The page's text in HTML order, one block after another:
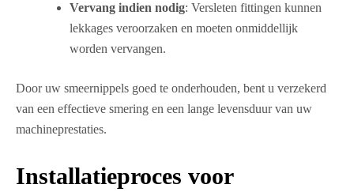
Vervang indien nodig: Versleten fittingen kunnen
lekkages veroorzaken en moeten onmiddellijk
worden vervangen.
Door uw smeernippels goed te onderhouden, bent u verzekerd
van een effectieve smering en een lange levensduur van uw
machineprestaties.
Installatieproces voor